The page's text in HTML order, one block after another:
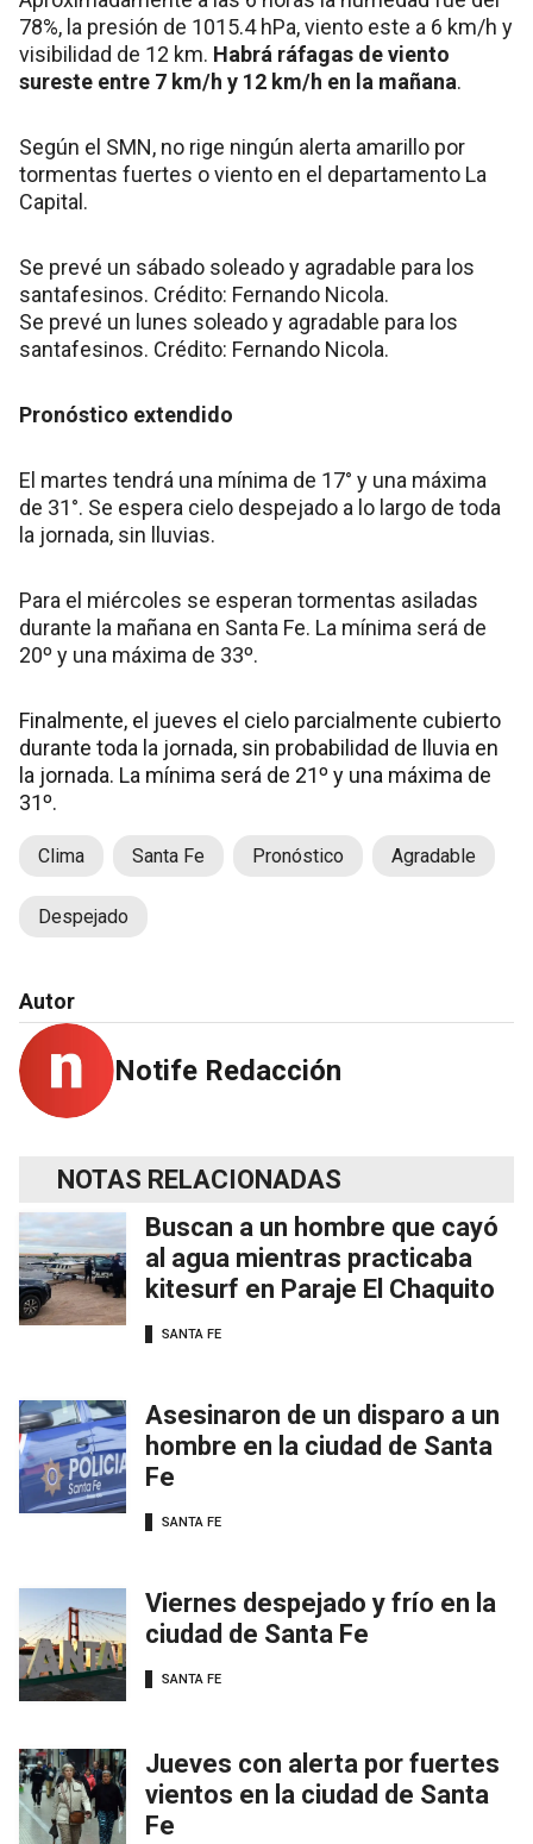
78%, la presión de 1015.4 hPa, viento este a 6 km/h y
visibilidad de 12 km. Habrá ráfagas de viento
sureste entre 7 km/h y 12 km/h en la mañana.
Según el SMN, no rige ningún alerta amarillo por
tormentas fuertes o viento en el departamento La
Capital.
Se prevé un sábado soleado y agradable para los
santafesinos. Crédito: Fernando Nicola.
Se prevé un lunes soleado y agradable para los
santafesinos. Crédito: Fernando Nicola.
Pronóstico extendido
El martes tendrá una mínima de 17° y una máxima
de 31°. Se espera cielo despejado a lo largo de toda
la jornada, sin lluvias.
Para el miércoles se esperan tormentas asiladas
durante la mañana en Santa Fe. La mínima será de
20º y una máxima de 33º.
Finalmente, el jueves el cielo parcialmente cubierto
durante toda la jornada, sin probabilidad de lluvia en
la jornada. La mínima será de 21º y una máxima de
31º.
Clima Santa Fe Pronóstico Agradable
Despejado
Autor
Notife Redacción
NOTAS RELACIONADAS
Buscan a un hombre que cayó
al agua mientras practicaba
kitesurf en Paraje El Chaquito
SANTA FE
Asesinaron de un disparo a un
hombre en la ciudad de Santa
Fe
SANTA FE
Viernes despejado y frío en la
ciudad de Santa Fe
SANTA FE
Jueves con alerta por fuertes
vientos en la ciudad de Santa
Fe